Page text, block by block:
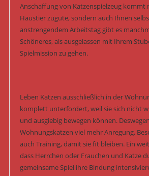
Anschaffung von Katzenspielzeug kommt
Haustier zugute, sondern auch Ihnen
anstrengendem Arbeitstag gibt es
Schöneres, als ausgelassen mit Ihrem
Spielmission zu gehen.
Leben Katzen ausschließlich in der
komplett unterfordert, weil sie sich nicht
und ausgiebig bewegen können.
Wohnungskatzen viel mehr Anregung,
auch Training, damit sie fit bleiben. Ein
dass Herrchen oder Frauchen und Katze
gemeinsame Spiel ihre Bindung